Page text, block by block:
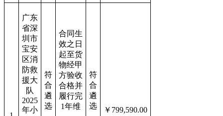
广东
省深
圳市
宝安
区消
防救
援大
队
2025
年小
符
合
遴
选
合同生
效之日
起至货
物经甲
方验收
合格并
履行完
1年维
符
合
遴
选
￥799,590.00